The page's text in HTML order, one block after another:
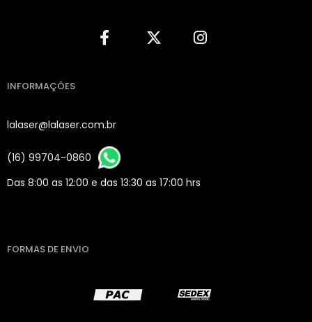
INFORMAÇÕES
lalaser@lalaser.com.br
(16) 99704-0860
Das 8:00 as 12:00 e das 13:30 as 17:00 hrs
FORMAS DE ENVIO